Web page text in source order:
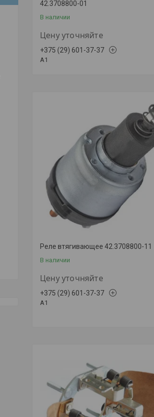
42.3708800-01
В наличии
Цену уточняйте
+375 (29) 601-37-37
A1
Реле втягивающее 42.3708800-11
В наличии
Цену уточняйте
+375 (29) 601-37-37
A1